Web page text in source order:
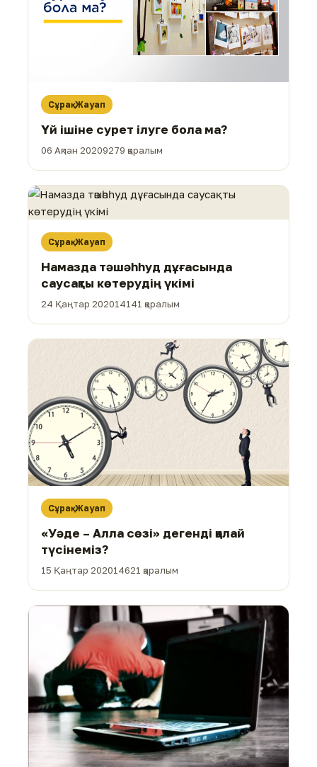
Сұрақ-Жауап
Үй ішіне сурет ілуге бола ма?
06 Ақпан 20209279 қаралым
Сұрақ-Жауап
Намазда тәшәһһуд дұғасында
саусақты көтерудің үкімі
24 Қаңтар 202014141 қаралым
Сұрақ-Жауап
«Уәде – Алла сөзі» дегенді қалай
түсінеміз?
15 Қаңтар 202014621 қаралым